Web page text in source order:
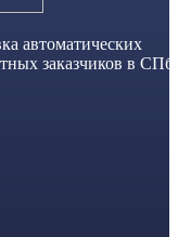
автоматических
заказчиков в СПб